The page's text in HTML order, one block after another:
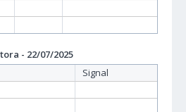
- 22/07/2025
Signal